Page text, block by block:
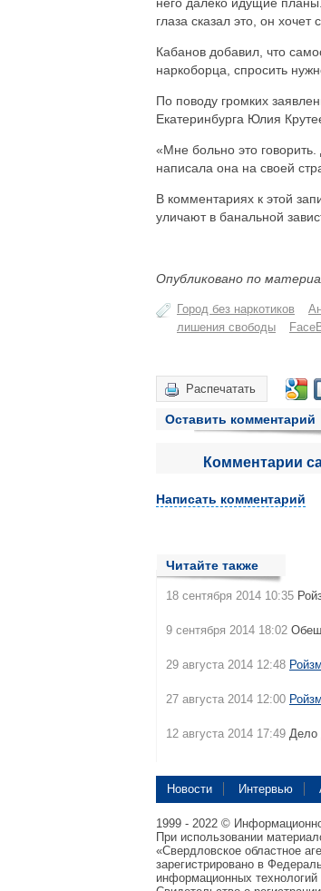
глаза сказал это, он хочет
Кабанов добавил, что
наркоборца, спросить
По поводу громких
Екатеринбурга Юлия
«Мне больно это
написала она на своей
В комментариях к этой
уличают в банальной
Опубликовано по
Город без наркотиков
лишения свободы
Распечатать
Оставить комментарий
Комментарии
Написать комментарий
Читайте также
18 сентября 2014 10:35
9 сентября 2014 18:02
29 августа 2014 12:48
27 августа 2014 12:00
12 августа 2014 17:49 Дело
Новости Интервью
1999 - 2022 ©
При использовании
«Свердловское областное
зарегистрировано в
информационных